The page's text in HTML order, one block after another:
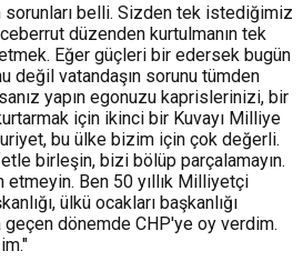
sorunları belli. Sizden tek istediğimiz
düzenden kurtulmanın tek
Eğer güçleri bir edersek bugün
değil vatandaşın sorunu tümden
yapın egonuzu kaprislerinizi, bir
için ikinci bir Kuvayı Milliye
bu ülke bizim için çok değerli.
birleşin, bizi bölüp parçalamayın.
etmeyin. Ben 50 yıllık Milliyetçi
ülkü ocakları başkanlığı
geçen dönemde CHP'ye oy verdim.